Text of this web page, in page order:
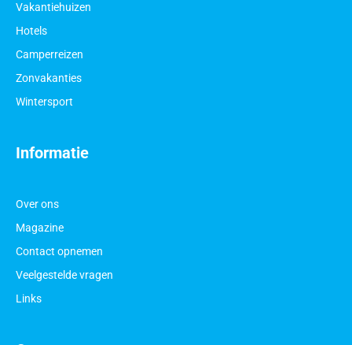
Informatie
Over ons
Magazine
Contact opnemen
Veelgestelde vragen
Links
Vakantiehuizen
Hotels
Camperreizen
Zonvakanties
Wintersport